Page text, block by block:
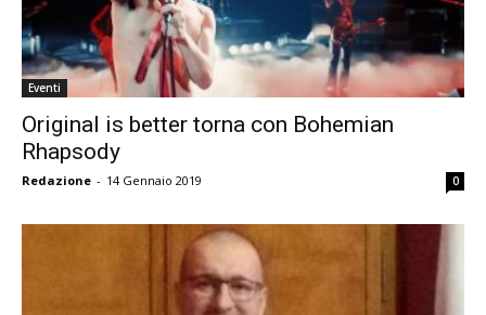
Eventi
Original is better torna con Bohemian
Rhapsody
Redazione - 14 Gennaio 2019 0